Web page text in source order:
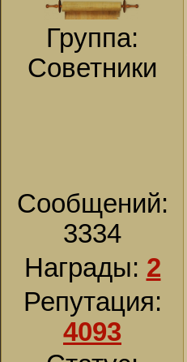
Группа:
Советники
Сообщений:
3334
Награды: 2
Репутация:
4093